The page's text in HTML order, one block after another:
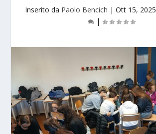
Inserito da Paolo Bencich | Ott 15, 2025
|